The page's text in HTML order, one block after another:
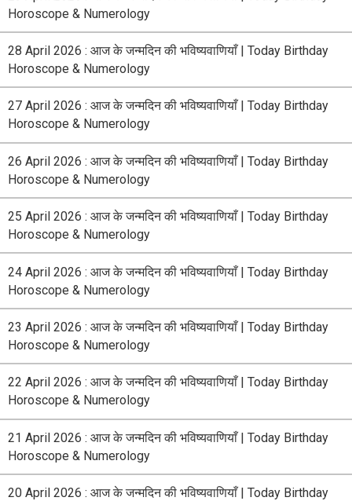
Horoscope & Numerology
28 April 2026 : आज के जन्मदिन की भविष्यवाणियाँ | Today Birthday
Horoscope & Numerology
27 April 2026 : आज के जन्मदिन की भविष्यवाणियाँ | Today Birthday
Horoscope & Numerology
26 April 2026 : आज के जन्मदिन की भविष्यवाणियाँ | Today Birthday
Horoscope & Numerology
25 April 2026 : आज के जन्मदिन की भविष्यवाणियाँ | Today Birthday
Horoscope & Numerology
24 April 2026 : आज के जन्मदिन की भविष्यवाणियाँ | Today Birthday
Horoscope & Numerology
23 April 2026 : आज के जन्मदिन की भविष्यवाणियाँ | Today Birthday
Horoscope & Numerology
22 April 2026 : आज के जन्मदिन की भविष्यवाणियाँ | Today Birthday
Horoscope & Numerology
21 April 2026 : आज के जन्मदिन की भविष्यवाणियाँ | Today Birthday
Horoscope & Numerology
20 April 2026 : आज के जन्मदिन की भविष्यवाणियाँ | Today Birthday